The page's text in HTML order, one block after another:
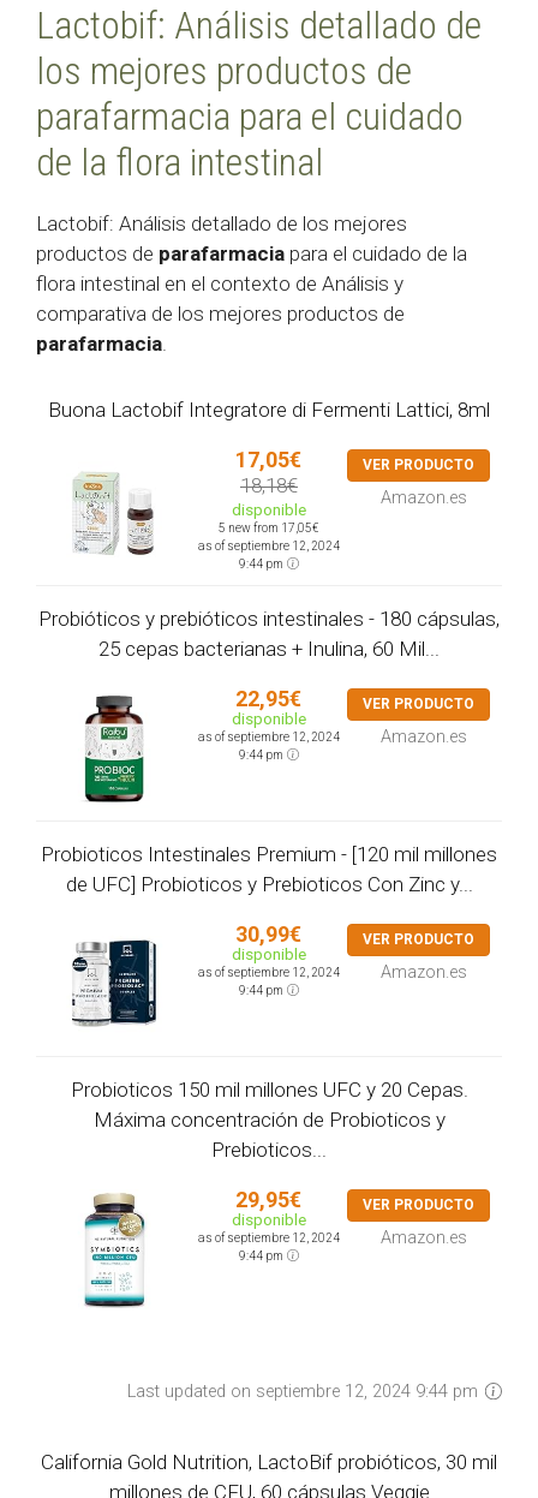
Lactobif: Análisis detallado de
los mejores productos de
parafarmacia para el cuidado
de la flora intestinal
Lactobif: Análisis detallado de los mejores
productos de parafarmacia para el cuidado de la
flora intestinal en el contexto de Análisis y
comparativa de los mejores productos de
parafarmacia
Buona Lactobif Integratore di Fermenti Lattici, 8ml
17,05€
18,18€
disponible
5 new from 17,05€
as of septiembre 12, 2024
9:44 pm
VER PRODUCTO
Amazon.es
Probióticos y prebióticos intestinales - 180 cápsulas,
25 cepas bacterianas + Inulina, 60 Mil...
22,95€
disponible
as of septiembre 12, 2024
9:44 pm
VER PRODUCTO
Amazon.es
Probioticos Intestinales Premium - [120 mil millones
de UFC] Probioticos y Prebioticos Con Zinc y...
30,99€
disponible
as of septiembre 12, 2024
9:44 pm
VER PRODUCTO
Amazon.es
Probioticos 150 mil millones UFC y 20 Cepas.
Máxima concentración de Probioticos y
Prebioticos...
29,95€
disponible
as of septiembre 12, 2024
9:44 pm
VER PRODUCTO
Amazon.es
Last updated on septiembre 12, 2024 9:44 pm
California Gold Nutrition, LactoBif probióticos, 30 mil
millones de CFU, 60 cápsulas Veggie